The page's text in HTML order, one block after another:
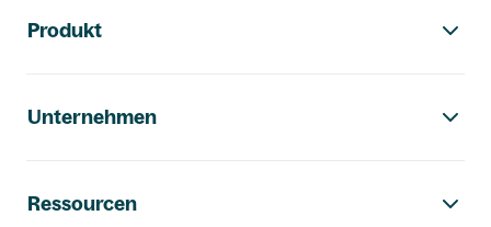
Produkt
Unternehmen
Ressourcen